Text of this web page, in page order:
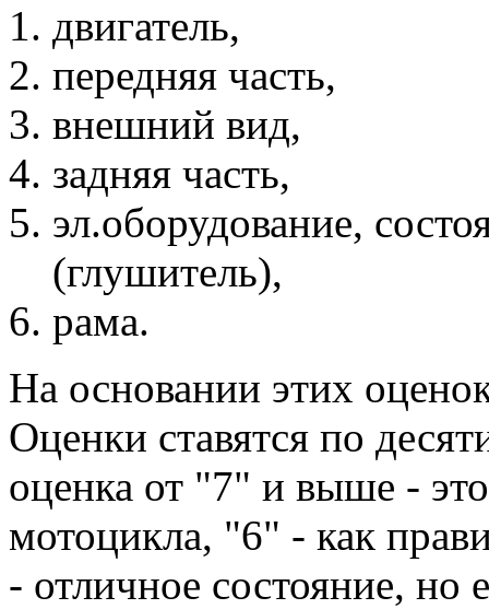
двигатель,
передняя часть,
внешний вид,
задняя часть,
эл.оборудование,
(глушитель),
рама.
На основании этих
Оценки ставятся по
оценка от "7" и выше -
мотоцикла, "6" - как
- отличное состояние, но